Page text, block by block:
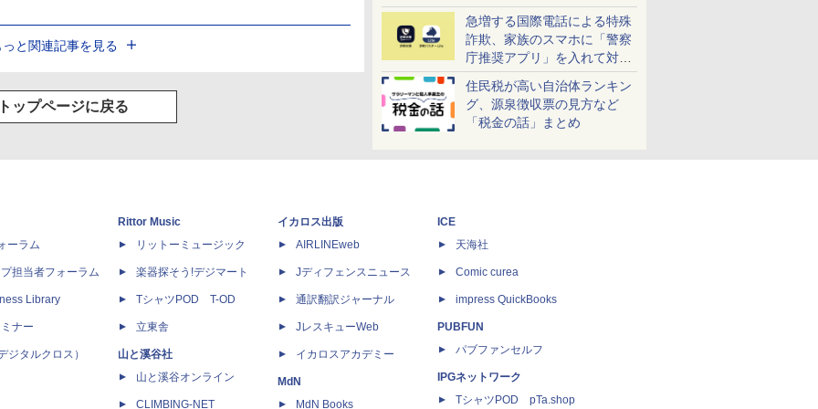
急増する国際電話による特殊
詐欺、家族のスマホに「警察
庁推奨アプリ」を入れて対策
しよう！
住民税が高い自治体ランキン
グ、源泉徴収票の見方など
「税金の話」まとめ
と関連記事を見る
ップページに戻る
ーラム
担当者フォーラム
Library
ナー
ジタルクロス）
Rittor Music
リットーミュージック
楽器探そう!デジマート
TシャツPOD T-OD
立東舎
山と溪谷社
山と溪谷オンライン
CLIMBING-NET
イカロス出版
AIRLINEweb
Jディフェンスニュース
通訳翻訳ジャーナル
JレスキューWeb
イカロスアカデミー
MdN
MdN Books
ICE
天海社
Comic curea
impress QuickBooks
PUBFUN
パブファンセルフ
IPGネットワーク
TシャツPOD pTa.shop